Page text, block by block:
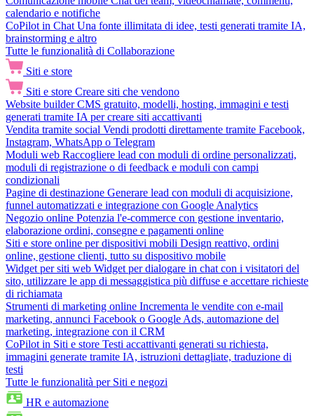
calendario e notifiche
CoPilot in Chat Una fonte illimitata di idee, testi generati tramite IA,
brainstorming e altro
Tutte le funzionalità di Collaborazione
Siti e store
Siti e store Creare siti che vendono
Website builder CMS gratuito, modelli, hosting, immagini e testi
generati tramite IA per creare siti accattivanti
Vendita tramite social Vendi prodotti direttamente tramite Facebook,
Instagram, WhatsApp o Telegram
Moduli web Raccogliere lead con moduli di ordine personalizzati,
moduli di registrazione o di feedback e moduli con campi
condizionali
Pagine di destinazione Generare lead con moduli di acquisizione,
funnel automatizzati e integrazione con Google Analytics
Negozio online Potenzia l'e-commerce con gestione inventario,
elaborazione ordini, consegne e pagamenti online
Siti e store online per dispositivi mobili Design reattivo, ordini
online, gestione clienti, tutto su dispositivo mobile
Widget per siti web Widget per dialogare in chat con i visitatori del
sito, utilizzare le app di messaggistica più diffuse e accettare richieste
di richiamata
Strumenti di marketing online Incrementa le vendite con e-mail
marketing, annunci Facebook o Google Ads, automazione del
marketing, integrazione con il CRM
CoPilot in Siti e store Testi accattivanti generati su richiesta,
immagini generate tramite IA, istruzioni dettagliate, traduzione di
testi
Tutte le funzionalità per Siti e negozi
HR e automazione